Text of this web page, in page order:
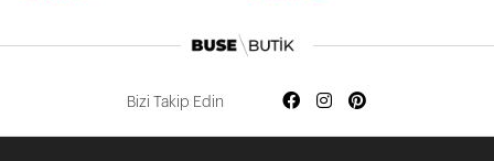
Bizi Takip Edin